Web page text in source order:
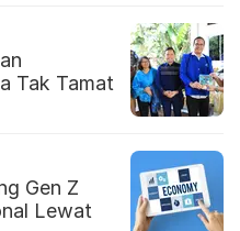
Tak Tamat
Gen Z
Lewat